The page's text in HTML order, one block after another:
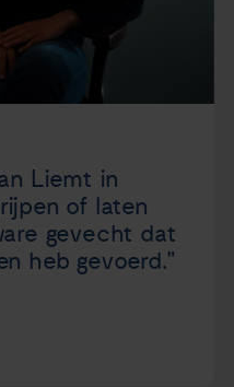
Liemt in
of laten
gevecht dat
heb gevoerd."